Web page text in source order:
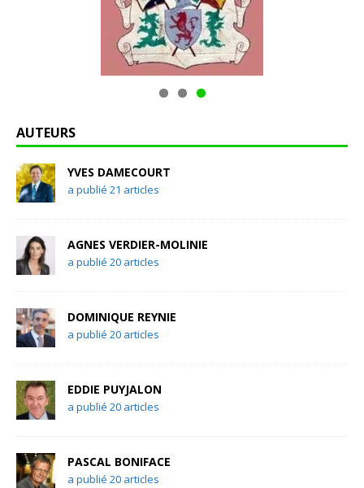
AUTEURS
YVES DAMECOURT
a publié 21 articles
AGNES VERDIER-MOLINIE
a publié 20 articles
DOMINIQUE REYNIE
a publié 20 articles
EDDIE PUYJALON
a publié 20 articles
PASCAL BONIFACE
a publié 20 articles